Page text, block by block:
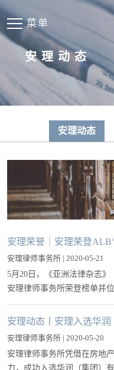
菜单
安理动态
安理动态
安理荣誉｜安理荣登
安理律师事务所 | 2020-05-21
5月20日，《亚洲法律杂志》
安理律师事务所荣登榜单并
安理动态丨安理入选华
安理律师事务所 | 2020-05-20
安理律师事务所凭借在房地
力，成功入选华润（集团）